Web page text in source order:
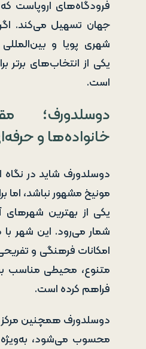
فرودگاه‌های اروپاست که
جهان تسهیل می‌کند.
شهری پویا و
یکی از انتخاب‌های برتر
است.
دوسلدورف؛
خانواده‌ها و
دوسلدورف شاید در نگاه
مونیخ مشهور نباشد، اما
یکی از بهترین شهرهای
شمار می‌رود. این شهر با
امکانات فرهنگی و
متنوع، محیطی مناسب
فراهم کرده است.
دوسلدورف همچنین مرکز
محسوب می‌شود، به‌ویژه